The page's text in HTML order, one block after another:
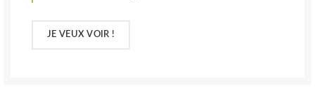
JE VEUX VOIR !